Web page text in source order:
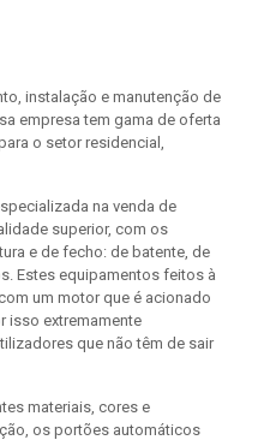
instalação e manutenção de
empresa tem gama de oferta
o setor residencial,
na venda de
superior, com os
e de fecho: de batente, de
Estes equipamentos feitos à
um motor que é acionado
isso extremamente
que não têm de sair
materiais, cores e
os portões automáticos